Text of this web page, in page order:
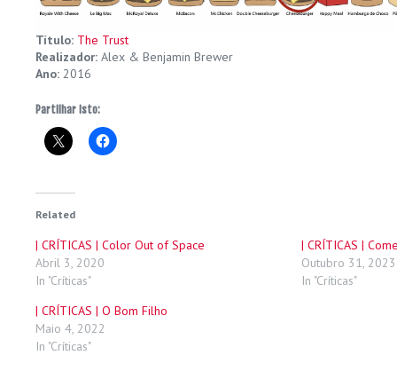
Título: The Trust
Realizador: Alex & Benjamin Brewer
Ano: 2016
Partilhar isto:
Related
| CRÍTICAS | Color Out of Space
Abril 3, 2020
In "Críticas"
| CRÍTICAS |
Outubro 31, 2023
In "Críticas"
| CRÍTICAS | O Bom Filho
Maio 4, 2022
In "Críticas"